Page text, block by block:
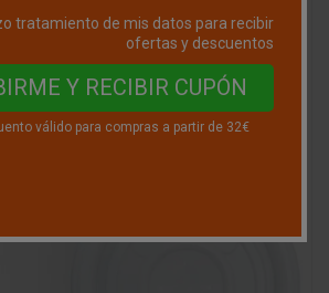
que podrás retirar en
Tus datos no serán cedidos a terceros.
rectificar y suprimir tus datos, así
como se explica en nuestraPolítica de
tratamiento de mis datos para recibir
ofertas y descuentos
válido para compras a partir de 32€